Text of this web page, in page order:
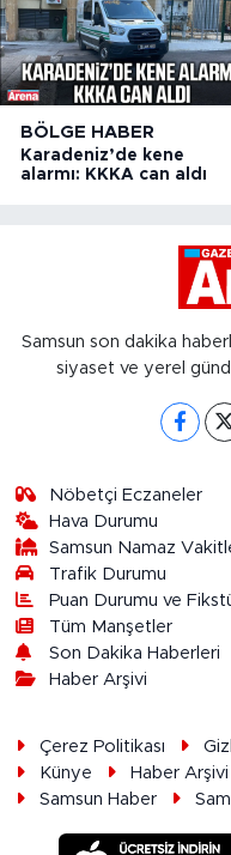
BÖLGE HABER
Karadeniz’de kene
alarmı: KKKA can aldı
Samsun son dakika
siyaset ve yerel
Nöbetçi Eczaneler
Hava Durumu
Samsun Namaz
Trafik Durumu
Puan Durumu ve
Tüm Manşetler
Son Dakika Haberleri
Haber Arşivi
Çerez Politikası
Künye
Haber Arşivi
Samsun Haber